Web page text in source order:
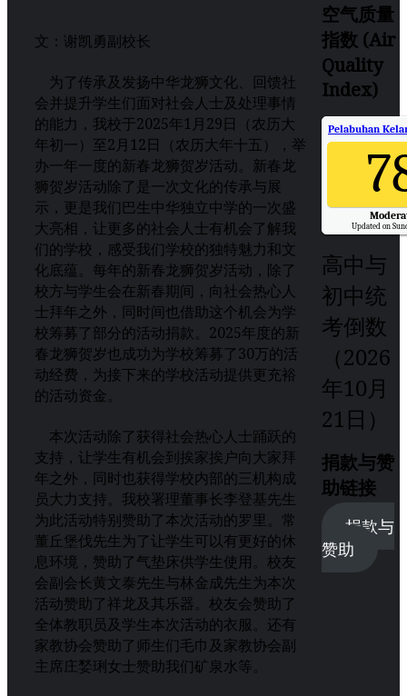
文：谢凯勇副校长
为了传承及发扬中华龙狮文化、回馈社
会并提升学生们面对社会人士及处理事情
的能力，我校于2025年1月29日（农历大
年初一）至2月12日（农历大年十五），举
办一年一度的新春龙狮贺岁活动。新春龙
狮贺岁活动除了是一次文化的传承与展
示，更是我们巴生中华独立中学的一次盛
大亮相，让更多的社会人士有机会了解我
们的学校，感受我们学校的独特魅力和文
化底蕴。每年的新春龙狮贺岁活动，除了
校方与学生会在新春期间，向社会热心人
士拜年之外，同时间也借助这个机会为学
校筹募了部分的活动捐款。2025年度的新
春龙狮贺岁也成功为学校筹募了30万的活
动经费，为接下来的学校活动提供更充裕
的活动资金。
本次活动除了获得社会热心人士踊跃的
支持，让学生有机会到挨家挨户向大家拜
年之外，同时也获得学校内部的三机构成
员大力支持。我校署理董事长李登基先生
为此活动特别赞助了本次活动的罗里。常
董丘堡伐先生为了让学生可以有更好的休
息环境，赞助了气垫床供学生使用。校友
会副会长黄文泰先生与林金成先生为本次
活动赞助了祥龙及其乐器。校友会赞助了
全体教职员及学生本次活动的衣服。还有
家教协会赞助了师生们毛巾及家教协会副
主席庄媝琍女士赞助我们矿泉水等。
空气质量
指数 (Air
Quality
Index)
Pelabuhan
Updated on
高中与
初中统
考倒数
（2026
年10月
21日）
捐款与赞
助链接
捐款与
赞助